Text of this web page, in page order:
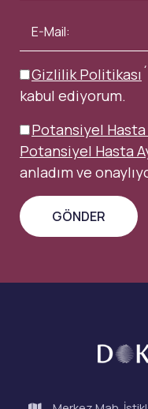
Gizlilik Politikası
kabul ediyorum.
Potansiyel Hasta
Potansiyel Hasta
anladım ve